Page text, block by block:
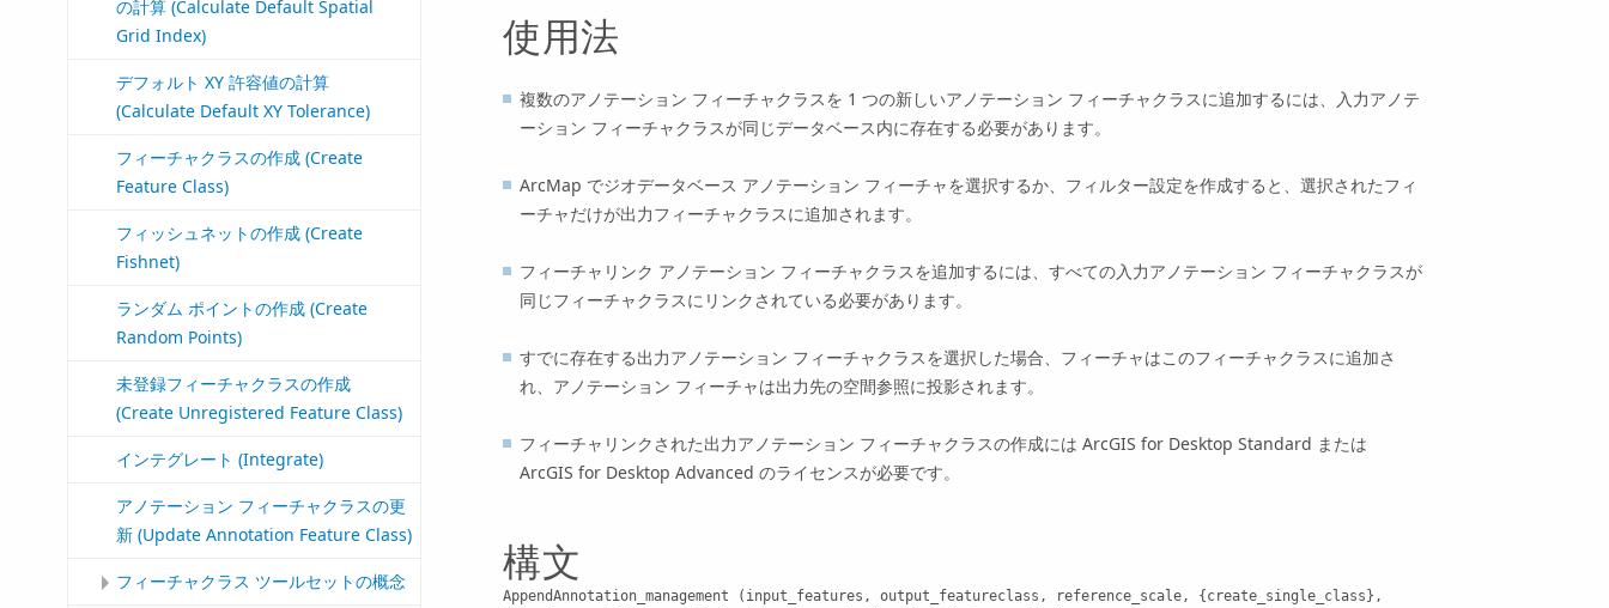
の計算 (Calculate Default Spatial
Grid Index)
デフォルト XY 許容値の計算
(Calculate Default XY Tolerance)
フィーチャクラスの作成 (Create
Feature Class)
フィッシュネットの作成 (Create
Fishnet)
ランダム ポイントの作成 (Create
Random Points)
未登録フィーチャクラスの作成
(Create Unregistered Feature Class)
インテグレート (Integrate)
アノテーション フィーチャクラスの更
新 (Update Annotation Feature Class)
フィーチャクラス ツールセットの概念
使用法
複数のアノテーション フィーチャクラスを 1 つの新しいアノテーション フィーチャクラスに追加するには、入力アノテ
ーション フィーチャクラスが同じデータベース内に存在する必要があります。
ArcMap でジオデータベース アノテーション フィーチャを選択するか、フィルター設定を作成すると、選択されたフィ
ーチャだけが出力フィーチャクラスに追加されます。
フィーチャリンク アノテーション フィーチャクラスを追加するには、すべての入力アノテーション フィーチャクラスが
同じフィーチャクラスにリンクされている必要があります。
すでに存在する出力アノテーション フィーチャクラスを選択した場合、フィーチャはこのフィーチャクラスに追加さ
れ、アノテーション フィーチャは出力先の空間参照に投影されます。
フィーチャリンクされた出力アノテーション フィーチャクラスの作成には ArcGIS for Desktop Standard または
ArcGIS for Desktop Advanced のライセンスが必要です。
構文
AppendAnnotation_management (input_features, output_featureclass, reference_scale, {create_single_class},